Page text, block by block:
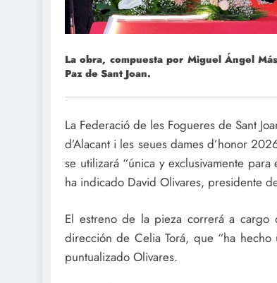
La obra, compuesta por Miguel Ángel
Paz de Sant Joan.
La Federació de les Fogueres de Sant
d’Alacant i les seues dames d’honor
se utilizará “única y exclusivamente
ha indicado David Olivares, presidente
El estreno de la pieza correrá a cargo
dirección de Celia Torá, que “ha
puntualizado Olivares.